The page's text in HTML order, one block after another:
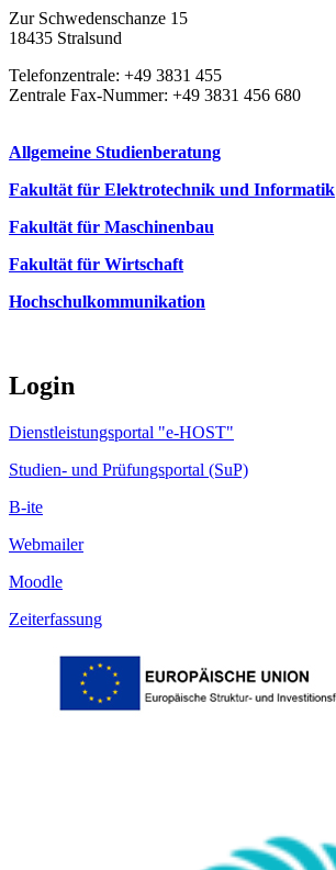
Zur Schwedenschanze 15
18435 Stralsund
Telefonzentrale: +49 3831 455
Zentrale Fax-Nummer: +49 3831 456 680
Allgemeine Studienberatung
Fakultät für Elektrotechnik und Informatik
Fakultät für Maschinenbau
Fakultät für Wirtschaft
Hochschulkommunikation
Login
Dienstleistungsportal "e-HOST"
Studien- und Prüfungsportal (SuP)
B-ite
Webmailer
Moodle
Zeiterfassung